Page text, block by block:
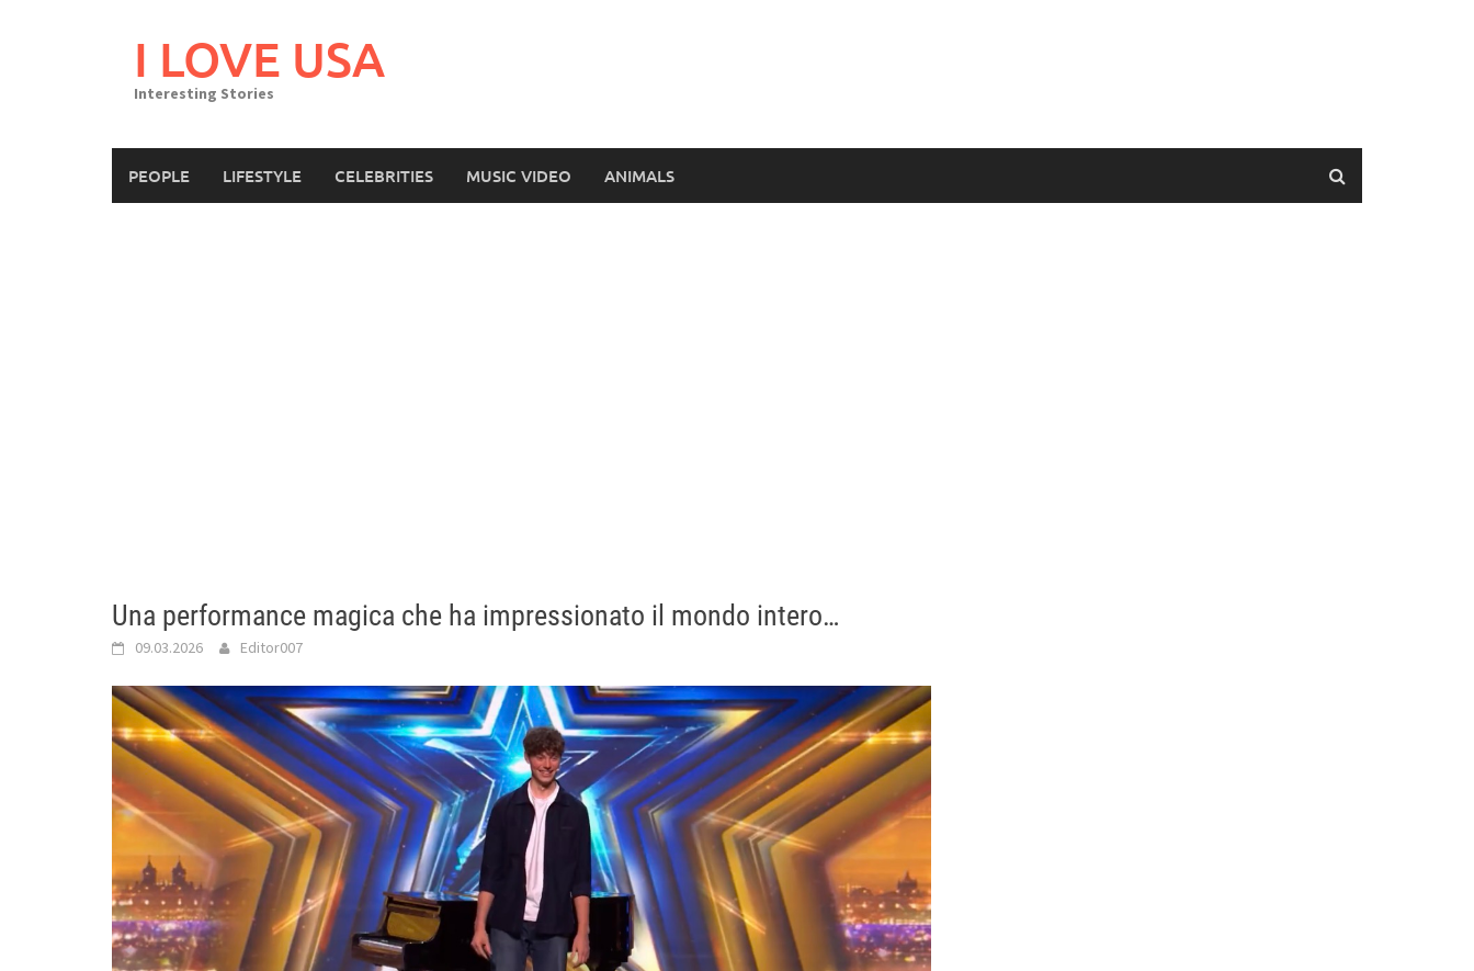
I LOVE USA
Interesting Stories
PEOPLE LIFESTYLE CELEBRITIES MUSIC VIDEO ANIMALS
Una performance magica che ha impressionato il mondo intero…
09.03.2026 Editor007